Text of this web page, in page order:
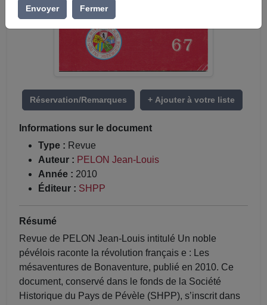
Réservation/Remarques + Ajouter à votre liste
Informations sur le document
Type : Revue
Auteur : PELON Jean-Louis
Année : 2010
Éditeur : SHPP
Résumé
Revue de PELON Jean-Louis intitulé Un noble
pévélois raconte la révolution français e : Les
mésaventures de Bonaventure, publié en 2010. Ce
document, conservé dans le fonds de la Société
Historique du Pays de Pévèle (SHPP), s’inscrit dans
Envoyer Fermer